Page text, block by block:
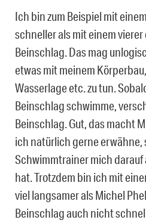
Ich bin zum Beispiel mit
schneller als mit einem
Beinschlag. Das mag
etwas mit meinem
Wasserlage etc. zu tun.
Beinschlag schwimme,
Beinschlag. Gut, das macht
ich natürlich gerne erwähne,
Schwimmtrainer mich
hat. Trotzdem bin ich mit
viel langsamer als Michel
Beinschlag auch nicht